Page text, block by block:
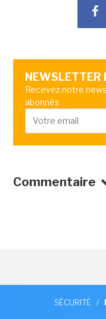
NEWSLETTER
Recevez notre
abonnés
Commentaire
SÉCURITÉ /